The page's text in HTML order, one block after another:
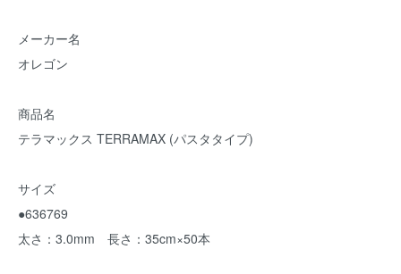
メーカー名
オレゴン
商品名
テラマックス TERRAMAX (パスタタイプ)
サイズ
●636769
太さ：3.0mm 長さ：35cm×50本